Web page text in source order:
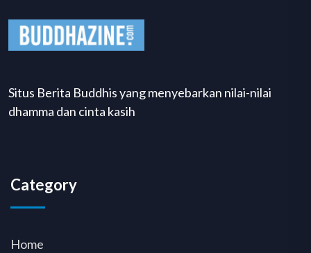
Situs Berita Buddhis yang menyebarkan nilai-nilai
dhamma dan cinta kasih
Category
Home